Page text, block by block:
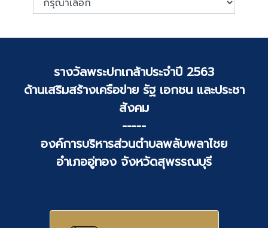
รางวัลพระปกเกล้าประจำปี 2563
ด้านเสริมสร้างเครือข่าย รัฐ เอกชน และประชา
สังคม
-----
องค์การบริหารส่วนตำบลพลับพลาไชย
อำเภออู่ทอง จังหวัดสุพรรณบุรี